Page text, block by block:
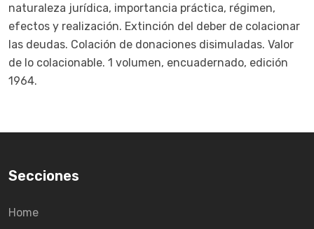
naturaleza jurídica, importancia práctica, régimen,
efectos y realización. Extinción del deber de colacionar
las deudas. Colación de donaciones disimuladas. Valor
de lo colacionable. 1 volumen, encuadernado, edición
1964.
Secciones
Home